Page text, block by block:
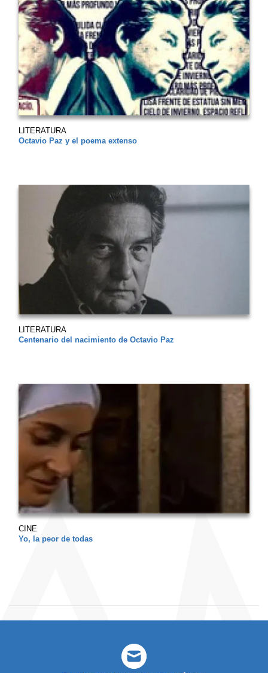
LITERATURA
Octavio Paz y el poema extenso
LITERATURA
Centenario del nacimiento de Octavio Paz
CINE
Yo, la peor de todas